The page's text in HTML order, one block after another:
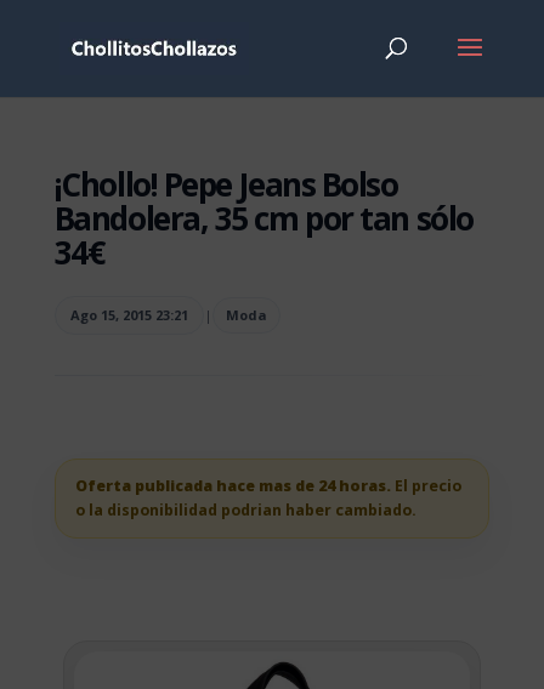
¡Chollo! Pepe Jeans Bolso
Bandolera, 35 cm por tan sólo
34€
Ago 15, 2015 23:21 | Moda
Oferta publicada hace mas de 24 horas. El precio
o la disponibilidad podrian haber cambiado.